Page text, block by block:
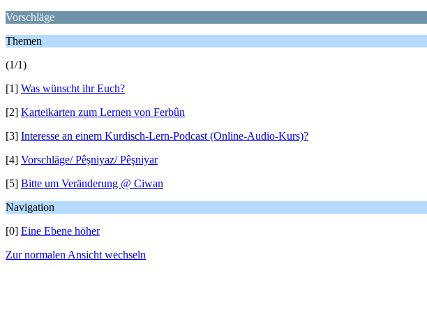
Vorschläge
Themen
(1/1)
[1] Was wünscht ihr Euch?
[2] Karteikarten zum Lernen von Ferbûn
[3] Interesse an einem Kurdisch-Lern-Podcast (Online-Audio-Kurs)?
[4] Vorschläge/ Pêşniyaz/ Pêşniyar
[5] Bitte um Veränderung @ Ciwan
Navigation
[0] Eine Ebene höher
Zur normalen Ansicht wechseln